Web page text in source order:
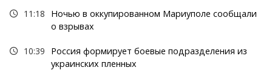
11:18
Ночью в оккупированном Мариуполе сообщали
о взрывах
10:39
Россия формирует боевые подразделения из
украинских пленных